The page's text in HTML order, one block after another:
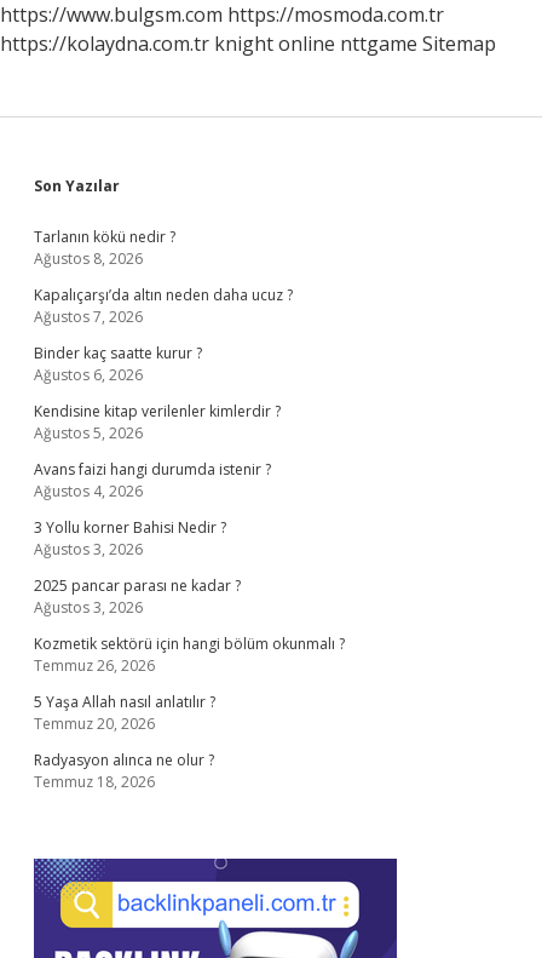
https://www.bulgsm.com https://mosmoda.com.tr
https://kolaydna.com.tr knight online nttgame Sitemap
Sidebar
Son Yazılar
Tarlanın kökü nedir ?
Ağustos 8, 2026
Kapalıçarşı’da altın neden daha ucuz ?
Ağustos 7, 2026
Binder kaç saatte kurur ?
Ağustos 6, 2026
Kendisine kitap verilenler kimlerdir ?
Ağustos 5, 2026
Avans faizi hangi durumda istenir ?
Ağustos 4, 2026
3 Yollu korner Bahisi Nedir ?
Ağustos 3, 2026
2025 pancar parası ne kadar ?
Ağustos 3, 2026
Kozmetik sektörü için hangi bölüm okunmalı ?
Temmuz 26, 2026
5 Yaşa Allah nasıl anlatılır ?
Temmuz 20, 2026
Radyasyon alınca ne olur ?
Temmuz 18, 2026